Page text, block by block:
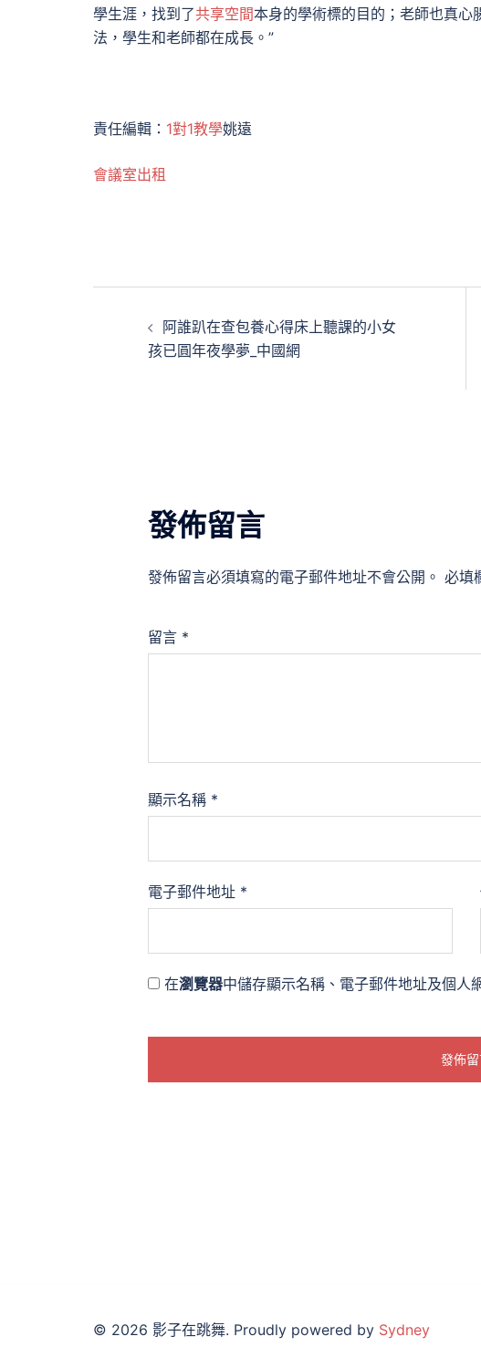
學生涯，找到了共享空間本身的學術標的目的；老師也真心
法，學生和老師都在成長。”
責任編輯： 1對1教學姚遠
會議室出租
阿誰趴在查包養心得床上聽課的小女
孩已圓年夜學夢_中國網
發佈留言
發佈留言必須填寫的電子郵件地址不會公開。 必填
留言 *
顯示名稱 *
電子郵件地址 *
在瀏覽器中儲存顯示名稱、電子郵件地址及個人
© 2026 影子在跳舞. Proudly powered by Sydney